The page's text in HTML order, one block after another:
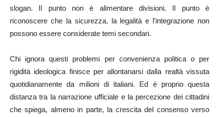
slogan. Il punto non è alimentare divisioni. Il punto è
riconoscere che la sicurezza, la legalità e l’integrazione non
possono essere considerate temi secondari.
Chi ignora questi problemi per convenienza politica o per
rigidità ideologica finisce per allontanarsi dalla realtà vissuta
quotidianamente da milioni di italiani. Ed è proprio questa
distanza tra la narrazione ufficiale e la percezione dei cittadini
che spiega, almeno in parte, la crescita del consenso verso